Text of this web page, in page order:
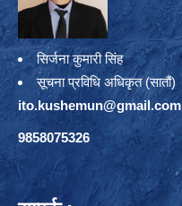
सिर्जना कुमारी सिंह
सूचना प्रविधि अधिकृत (सातौं)
ito.kushemun@gmail.com
9858075326